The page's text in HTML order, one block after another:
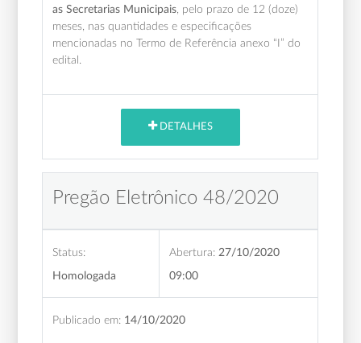
as Secretarias Municipais , pelo prazo de 12 (doze)
meses, nas quantidades e especificações
mencionadas no Termo de Referência anexo “I” do
edital.
DETALHES
Pregão Eletrônico 48/2020
Status:
Homologada
Abertura: 27/10/2020
09:00
Publicado em: 14/10/2020